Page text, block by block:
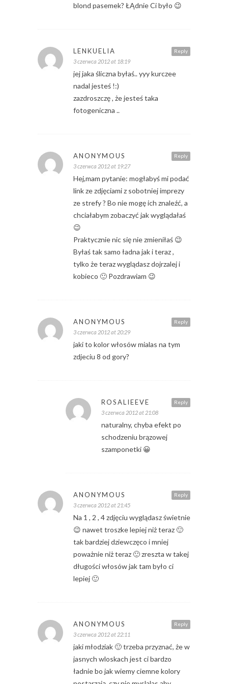
blond pasemek? ŁĄdnie Ci było 😉
Reply
LENKUELIA
3 czerwca 2012 at 18:19
jej jaka śliczna byłaś.. yyy kurczee
nadal jesteś !:)
zazdroszczę , że jesteś taka
fotogeniczna ..
Reply
ANONYMOUS
3 czerwca 2012 at 19:27
Hej,mam pytanie: mogłabyś mi podać
link ze zdjęciami z sobotniej imprezy
ze strefy ? Bo nie mogę ich znaleźć, a
chciałabym zobaczyć jak wyglądałaś
😉
Praktycznie nic się nie zmieniłaś 😉
Byłaś tak samo ładna jak i teraz ,
tylko że teraz wyglądasz dojrzalej i
kobieco 🙂 Pozdrawiam 😉
Reply
ANONYMOUS
3 czerwca 2012 at 20:29
jaki to kolor włosów mialas na tym
zdjeciu 8 od gory?
Reply
ROSALIEEVE
3 czerwca 2012 at 21:08
naturalny, chyba efekt po
schodzeniu brązowej
szamponetki 😀
Reply
ANONYMOUS
3 czerwca 2012 at 21:45
Na 1 , 2 , 4 zdjęciu wyglądasz świetnie
😉 nawet troszke lepiej niż teraz 🙂
tak bardziej dziewczęco i mniej
poważnie niż teraz 🙂 zreszta w takej
długości włosów jak tam było ci
lepiej 🙂
Reply
ANONYMOUS
3 czerwca 2012 at 22:11
jaki młodziak 🙂 trzeba przyznać, że w
jasnych wloskach jest ci bardzo
ładnie bo jak wiemy ciemne kolory